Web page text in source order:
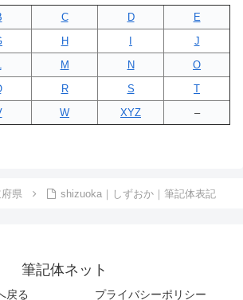
C D
E
H
J
M N
O
R S
T
W XYZ –
県 shizuoka｜しずおか｜筆記体表記
筆記体ネット
戻る プライバシーポリシー